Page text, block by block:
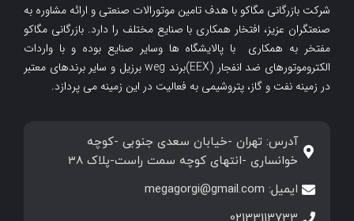
شرکت بازرگانی مگاکو با هدف تامین موتورالات صنعتی و ارائه مشاوره به
صنعتگران عزیز، افتخار همکاری با صنایع مختلف را دارد. بازرگانی مگاکو
مفتخر به همکاری با پالایشگاه ها وسایر صنایع بوده و با واردات
الکتروموتورهای ضد انفجار (EEX)برند weg برزیل و سایر برندهای معتبر
در زمینه نفت و گاز، پتروشیمی به فعالیت در این زمینه می پردازد.
آدرس: تهران -خیابان سعدی جنوبی -کوچه
خوانساری -انتهای کوچه سمت راست-پلاک 38
ایمیل: megagorgi@gmail.com